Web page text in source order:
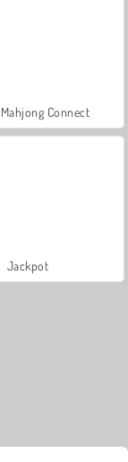
Connect
Jackpot